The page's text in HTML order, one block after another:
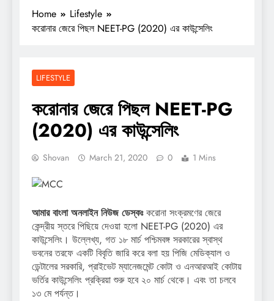
আজ সারাদিন
Home
Lifestyle
করোনার জেরে পিছল NEET-PG (2020) এর কাউন্সেলিং
LIFESTYLE
করোনার জেরে পিছল NEET-PG
(2020) এর কাউন্সেলিং
Shovan March 21, 2020 0 1 Mins
আমার বাংলা অনলাইন নিউজ ডেস্কঃকরোনা সংক্রমণের জেরে
কেন্দ্রীয় স্তরে পিছিয়ে দেওয়া হলো NEET-PG (2020) এর
কাউন্সেলিং। উল্লেখ্য, গত ১৮ মার্চ পশ্চিমবঙ্গ সরকারের স্বাস্থ
ভবনের তরফে একটি বিবৃতি জারি করে বলা হয় পিজি মেডিক্যাল ও
ডেন্টালের সরকারি, প্রাইভেট ম্যানেজমেন্ট কোটা ও এনআরআই কোটায়
ভর্তির কাউন্সেলিং প্রক্রিয়া শুরু হবে ২০ মার্চ থেকে। এবং তা চলবে
১৩ মে পর্যন্ত।